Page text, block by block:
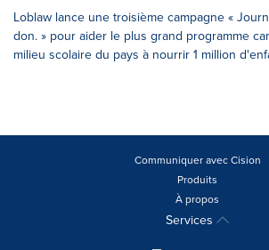
Loblaw lance une troisième campagne «
don. » pour aider le plus grand programme
milieu scolaire du pays à nourrir 1 million
Communiquer avec Cision
Produits
À propos
Services